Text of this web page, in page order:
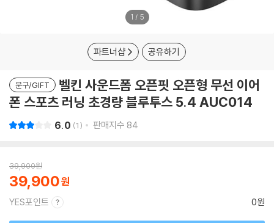
1 / 5
파트너샵 공유하기
문구/GIFT
벨킨 사운드폼 오픈핏 오픈형 무선 이어
폰 스포츠 러닝 초경량 블루투스 5.4 AUC014
6.0 1 판매지수 84
39,900원
39,900
YES포인트 0원